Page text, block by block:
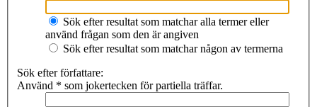
Sök efter resultat som matchar alla termer eller
använd frågan som den är angiven
Sök efter resultat som matchar någon av termerna
Sök efter författare:
Använd * som jokertecken för partiella träffar.